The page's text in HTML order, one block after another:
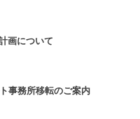
画について
事務所移転のご案内